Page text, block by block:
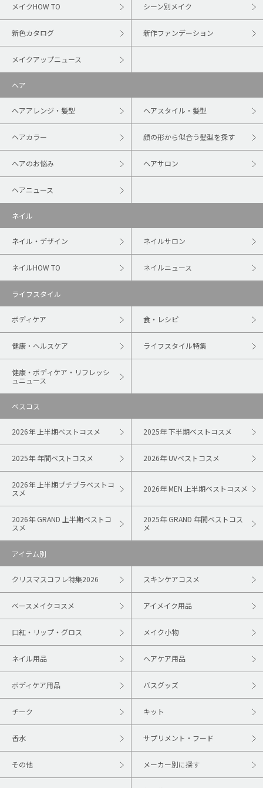
メイクHOW TO シーン別メイク
新色カタログ 新作ファンデーション
メイクアップニュース
ヘア
ヘアアレンジ・髪型 ヘアスタイル・髪型
ヘアカラー 顔の形から似合う髪型を探す
ヘアのお悩み ヘアサロン
ヘアニュース
ネイル
ネイル・デザイン ネイルサロン
ネイルHOW TO ネイルニュース
ライフスタイル
ボディケア 食・レシピ
健康・ヘルスケア ライフスタイル特集
健康・ボディケア・リフレッシ
ュニュース
ベスコス
2026年 上半期ベストコスメ 2025年 下半期ベストコスメ
2025年 年間ベストコスメ 2026年 UVベストコスメ
2026年 上半期プチプラベストコ
スメ
2026年 MEN 上半期ベストコスメ
2026年 GRAND 上半期ベストコ
スメ
2025年 GRAND 年間ベストコス
メ
アイテム別
クリスマスコフレ特集2026 スキンケアコスメ
ベースメイクコスメ アイメイク用品
口紅・リップ・グロス メイク小物
ネイル用品 ヘアケア用品
ボディケア用品 バスグッズ
チーク キット
香水 サプリメント・フード
その他 メーカー別に探す